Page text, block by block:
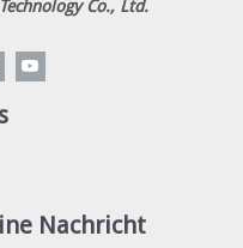
Co., Ltd.
Nachricht